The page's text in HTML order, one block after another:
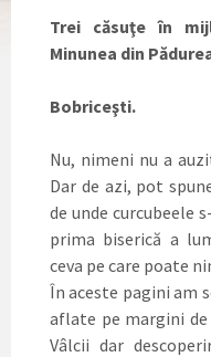
Trei căsuţe în
Minunea din
Bobriceşti.
Nu, nimeni nu a
Dar de azi, pot
de unde curcubeele
prima biserică a
ceva pe care poate
În aceste pagini am
aflate pe margini
Vâlcii dar